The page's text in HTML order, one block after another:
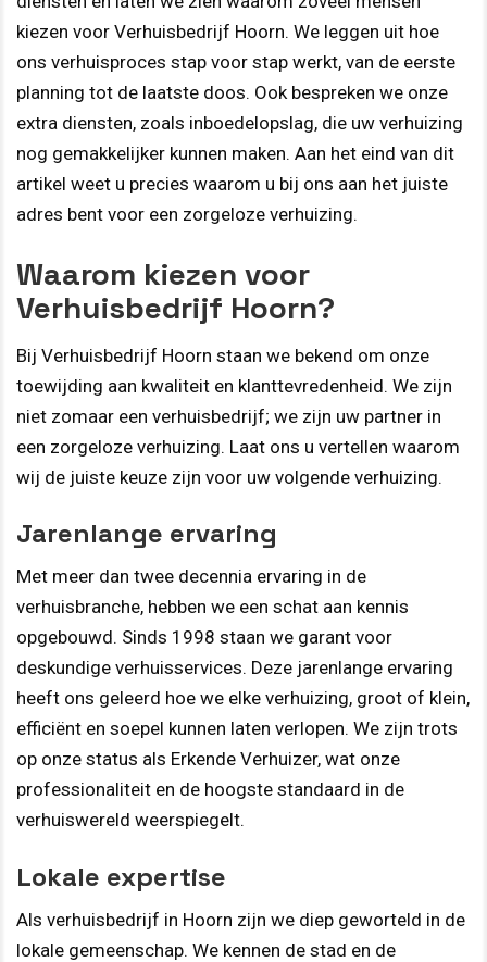
kiezen voor Verhuisbedrijf Hoorn. We leggen uit hoe
ons verhuisproces stap voor stap werkt, van de eerste
planning tot de laatste doos. Ook bespreken we onze
extra diensten, zoals inboedelopslag, die uw verhuizing
nog gemakkelijker kunnen maken. Aan het eind van dit
artikel weet u precies waarom u bij ons aan het juiste
adres bent voor een zorgeloze verhuizing.
Waarom kiezen voor
Verhuisbedrijf Hoorn?
Bij Verhuisbedrijf Hoorn staan we bekend om onze
toewijding aan kwaliteit en klanttevredenheid. We zijn
niet zomaar een verhuisbedrijf; we zijn uw partner in
een zorgeloze verhuizing. Laat ons u vertellen waarom
wij de juiste keuze zijn voor uw volgende verhuizing.
Jarenlange ervaring
Met meer dan twee decennia ervaring in de
verhuisbranche, hebben we een schat aan kennis
opgebouwd. Sinds 1998 staan we garant voor
deskundige verhuisservices. Deze jarenlange ervaring
heeft ons geleerd hoe we elke verhuizing, groot of klein,
efficiënt en soepel kunnen laten verlopen. We zijn trots
op onze status als Erkende Verhuizer, wat onze
professionaliteit en de hoogste standaard in de
verhuiswereld weerspiegelt.
Lokale expertise
Als verhuisbedrijf in Hoorn zijn we diep geworteld in de
lokale gemeenschap. We kennen de stad en de